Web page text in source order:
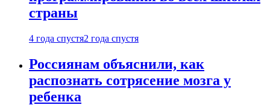
страны
4 года спустя2 года спустя
Россиянам объяснили, как
распознать сотрясение мозга у
ребенка